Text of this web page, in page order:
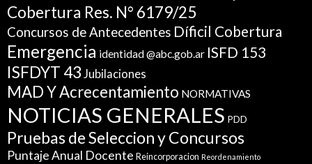
Cobertura Res. N° 6179/25
Concursos de Antecedentes Díficil Cobertura
Emergencia identidad @abc.gob.ar ISFD 153
ISFDYT 43 Jubilaciones
MAD Y Acrecentamiento NORMATIVAS
NOTICIAS GENERALES PDD
Pruebas de Seleccion y Concursos
Puntaje Anual Docente Reincorporacion Reordenamiento